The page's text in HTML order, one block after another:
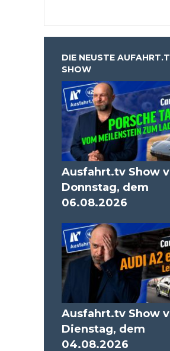
DIE NEUSTE
SHOW
Ausfahrt.tv Show
Donnstag, dem
06.08.2026
Ausfahrt.tv Show
Dienstag, dem
04.08.2026